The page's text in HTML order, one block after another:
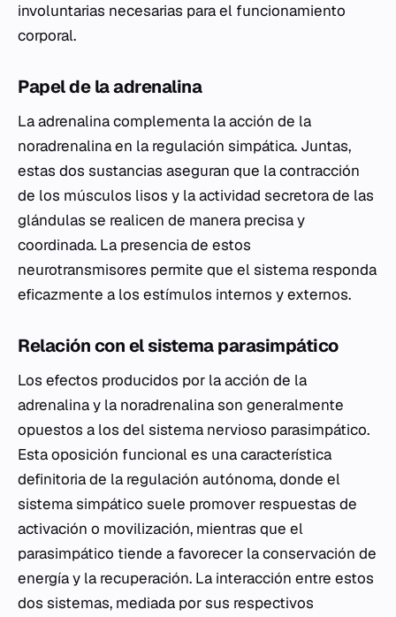
involuntarias necesarias para el funcionamiento
corporal.
Papel de la adrenalina
La adrenalina complementa la acción de la
noradrenalina en la regulación simpática. Juntas,
estas dos sustancias aseguran que la contracción
de los músculos lisos y la actividad secretora de las
glándulas se realicen de manera precisa y
coordinada. La presencia de estos
neurotransmisores permite que el sistema responda
eficazmente a los estímulos internos y externos.
Relación con el sistema parasimpático
Los efectos producidos por la acción de la
adrenalina y la noradrenalina son generalmente
opuestos a los del sistema nervioso parasimpático.
Esta oposición funcional es una característica
definitoria de la regulación autónoma, donde el
sistema simpático suele promover respuestas de
activación o movilización, mientras que el
parasimpático tiende a favorecer la conservación de
energía y la recuperación. La interacción entre estos
dos sistemas, mediada por sus respectivos